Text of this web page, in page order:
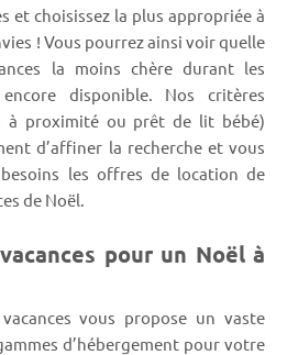
et choisissez la plus appropriée à
! Vous pourrez ainsi voir quelle
la moins chère durant les
disponible. Nos critères
à proximité ou prêt de lit bébé)
d’affiner la recherche et vous
les offres de location de
de Noël.
pour un Noël à
vous propose un vaste
d’hébergement pour votre